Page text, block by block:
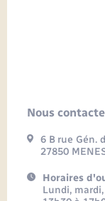
Nous
6 B rue Gén.
27850
Horaires
Lundi,